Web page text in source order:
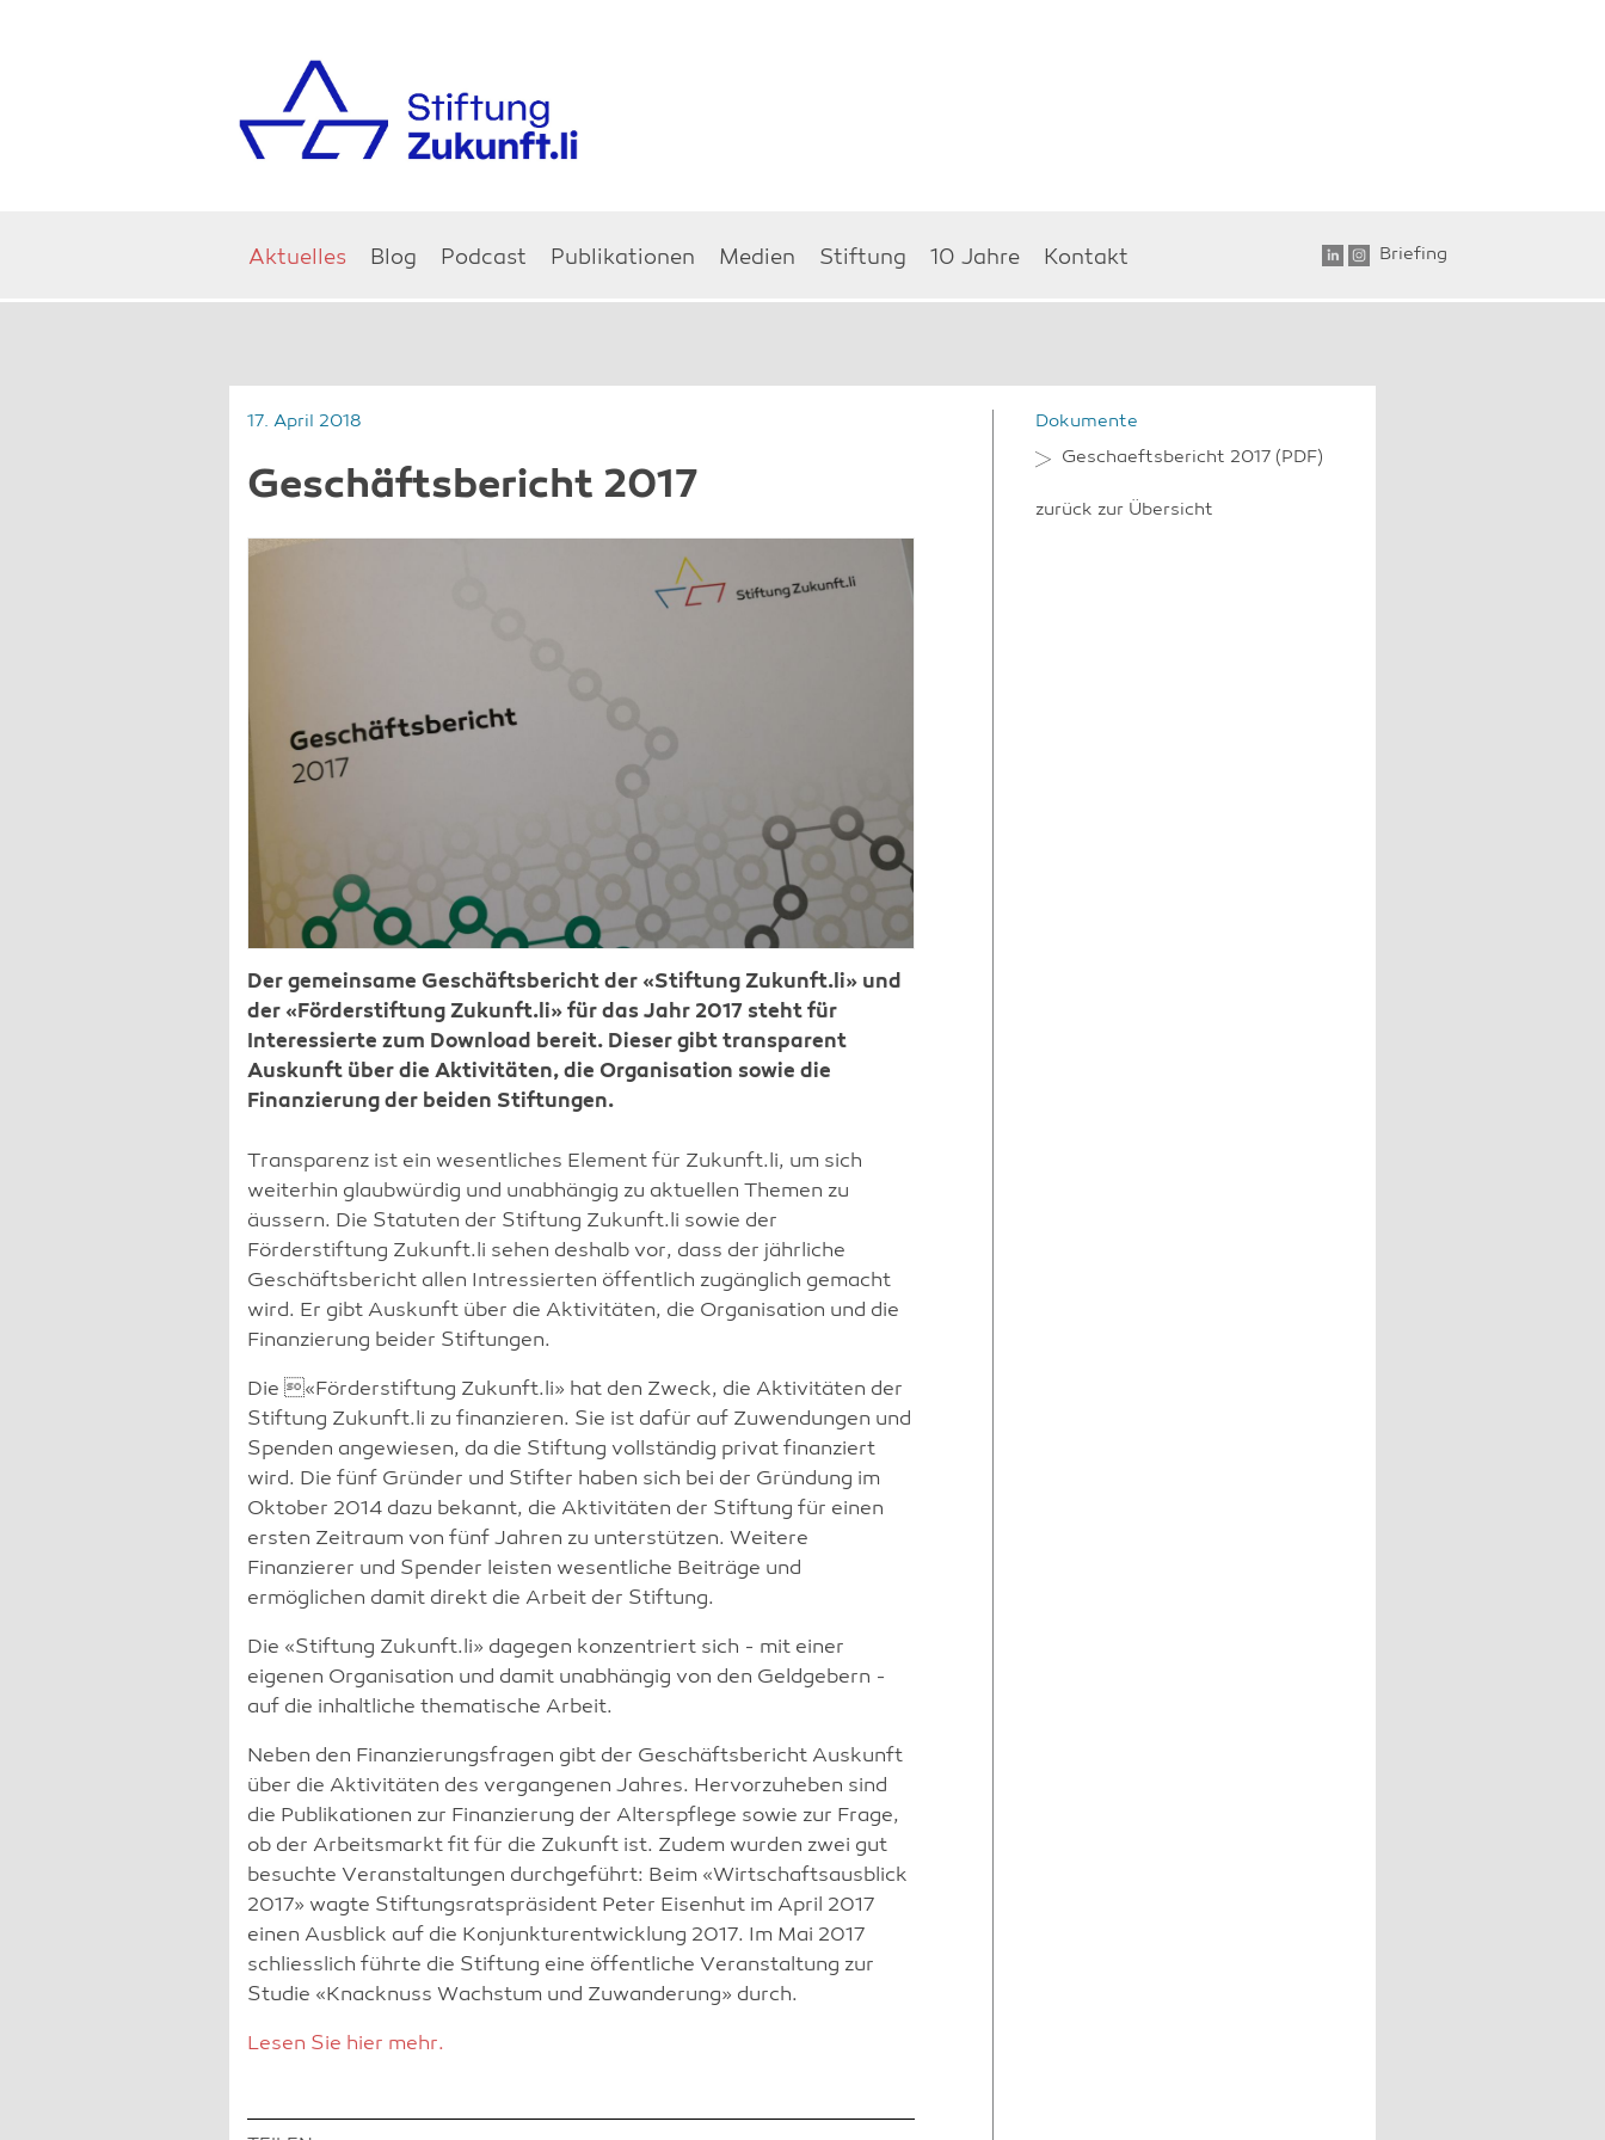
Aktuelles Blog Podcast Publikationen Medien Stiftung 10 Jahre Kontakt Briefing
17. April 2018
Geschäftsbericht 2017
Der gemeinsame Geschäftsbericht der «Stiftung Zukunft.li» und
der «Förderstiftung Zukunft.li» für das Jahr 2017 steht für
Interessierte zum Download bereit. Dieser gibt transparent
Auskunft über die Aktivitäten, die Organisation sowie die
Finanzierung der beiden Stiftungen.
Transparenz ist ein wesentliches Element für Zukunft.li, um sich
weiterhin glaubwürdig und unabhängig zu aktuellen Themen zu
äussern. Die Statuten der Stiftung Zukunft.li sowie der
Förderstiftung Zukunft.li sehen deshalb vor, dass der jährliche
Geschäftsbericht allen Intressierten öffentlich zugänglich gemacht
wird. Er gibt Auskunft über die Aktivitäten, die Organisation und die
Finanzierung beider Stiftungen.
Die «Förderstiftung Zukunft.li» hat den Zweck, die Aktivitäten der
Stiftung Zukunft.li zu finanzieren. Sie ist dafür auf Zuwendungen und
Spenden angewiesen, da die Stiftung vollständig privat finanziert
wird. Die fünf Gründer und Stifter haben sich bei der Gründung im
Oktober 2014 dazu bekannt, die Aktivitäten der Stiftung für einen
ersten Zeitraum von fünf Jahren zu unterstützen. Weitere
Finanzierer und Spender leisten wesentliche Beiträge und
ermöglichen damit direkt die Arbeit der Stiftung.
Die «Stiftung Zukunft.li» dagegen konzentriert sich - mit einer
eigenen Organisation und damit unabhängig von den Geldgebern -
auf die inhaltliche thematische Arbeit.
Neben den Finanzierungsfragen gibt der Geschäftsbericht Auskunft
über die Aktivitäten des vergangenen Jahres. Hervorzuheben sind
die Publikationen zur Finanzierung der Alterspflege sowie zur Frage,
ob der Arbeitsmarkt fit für die Zukunft ist. Zudem wurden zwei gut
besuchte Veranstaltungen durchgeführt: Beim «Wirtschaftsausblick
2017» wagte Stiftungsratspräsident Peter Eisenhut im April 2017
einen Ausblick auf die Konjunkturentwicklung 2017. Im Mai 2017
schliesslich führte die Stiftung eine öffentliche Veranstaltung zur
Studie «Knacknuss Wachstum und Zuwanderung» durch.
Lesen Sie hier mehr.
Dokumente
Geschaeftsbericht 2017(PDF)
zurück zur Übersicht